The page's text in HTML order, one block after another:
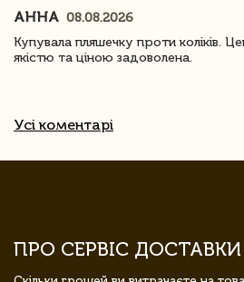
АННА 08.08.2026
Купувала пляшечку проти коліків.
якістю та ціною задоволена.
Усі коментарі
ПРО СЕРВІС ДОСТАВКИ